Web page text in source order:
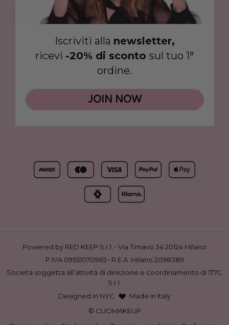
Iscriviti alla newsletter,
ricevi -20% di sconto sul tuo 1°
ordine.
JOIN NOW
Powered by RED KEEP S.r.l. • Via Timavo 34 20124 Milano
P.IVA 09551070965 • R.E.A. Milano 2098389
Società soggetta all’attività di direzione e coordinamento di 177C
S.r.l.
Designed in NYC
Made in Italy
© CLIOMAKEUP